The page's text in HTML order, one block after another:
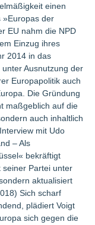
einen
»Europas der
EU nahm die NPD
Einzug ihres
2014 in das
Ausnutzung der
Europapolitik auch
Die Gründung
maßgeblich auf die
auch inhaltlich
mit Udo
– Als
bekräftigt
seiner Partei unter
aktualisiert
Sich scharf
plädiert Voigt
sich gegen die